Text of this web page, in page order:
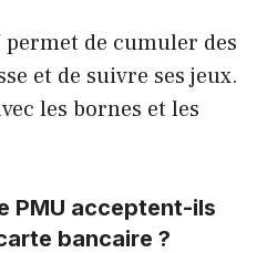
de cumuler des
et de suivre ses jeux.
les bornes et les
PMU acceptent-ils
bancaire ?